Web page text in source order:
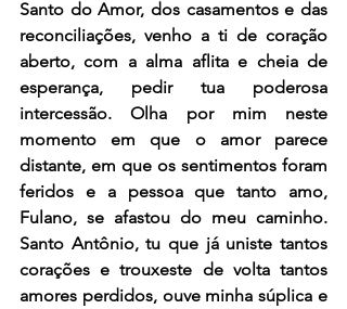
Santo do Amor, dos casamentos e das
reconciliações, venho a ti de coração
aberto, com a alma aflita e cheia de
esperança, pedir tua poderosa
intercessão. Olha por mim neste
momento em que o amor parece
distante, em que os sentimentos foram
feridos e a pessoa que tanto amo,
Fulano, se afastou do meu caminho.
Santo Antônio, tu que já uniste tantos
corações e trouxeste de volta tantos
amores perdidos, ouve minha súplica e